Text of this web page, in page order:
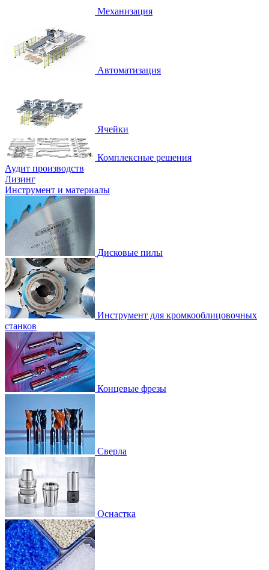
Механизация
Автоматизация
Ячейки
Комплексные решения
Аудит производств
Лизинг
Инструмент и материалы
Дисковые пилы
Инструмент для кромкооблицовочных
станков
Концевые фрезы
Сверла
Оснастка